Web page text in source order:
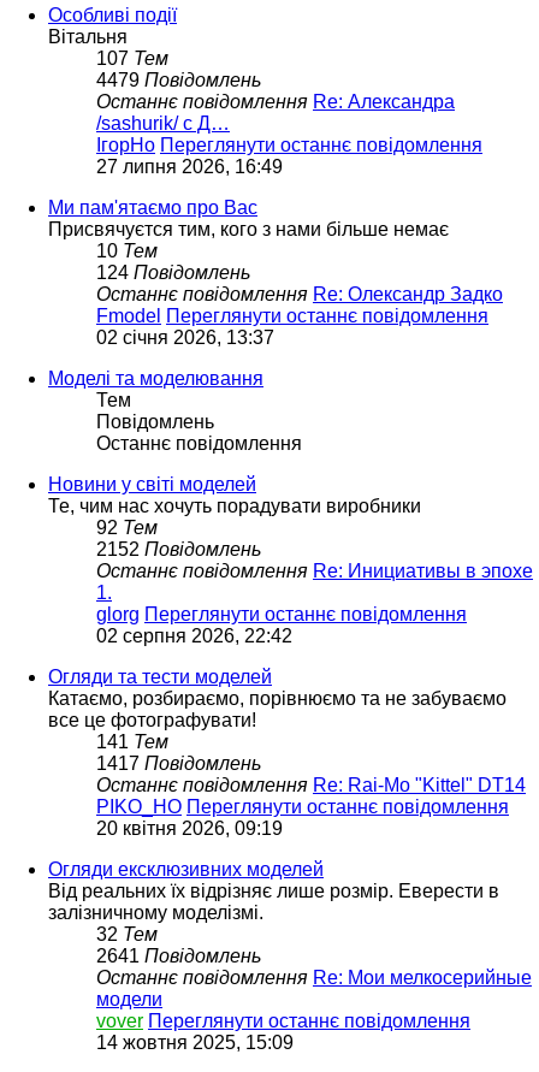
Особливі події
Вітальня
107 Тем
4479 Повідомлень
Останнє повідомлення Re: Александра
/sashurik/ с Д…
ІгорНо Переглянути останнє повідомлення
27 липня 2026, 16:49
Ми пам'ятаємо про Вас
Присвячуєтся тим, кого з нами більше немає
10 Тем
124 Повідомлень
Останнє повідомлення Re: Олександр Задко
Fmodel
Переглянути останнє повідомлення
02 січня 2026, 13:37
Моделі та моделювання
Тем
Повідомлень
Останнє повідомлення
Новини у світі моделей
Те, чим нас хочуть порадувати виробники
92 Тем
2152 Повідомлень
Останнє повідомлення Re: Инициативы в эпохе
1.
glorg Переглянути останнє повідомлення
02 серпня 2026, 22:42
Огляди та тести моделей
Катаємо, розбираємо, порівнюємо та не забуваємо
все це фотографувати!
141 Тем
1417 Повідомлень
Останнє повідомлення Re: Rai-Mo "Kittel" DT14
PIKO_HO Переглянути останнє повідомлення
20 квітня 2026, 09:19
Огляди ексклюзивних моделей
Від реальних їх відрізняє лише розмір. Еверести в
залізничному моделізмі.
32 Тем
2641 Повідомлень
Останнє повідомлення Re: Мои мелкосерийные
модели
vover Переглянути останнє повідомлення
14 жовтня 2025, 15:09